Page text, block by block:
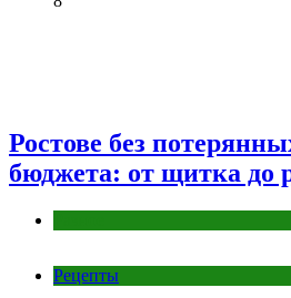
Ростове без
бюджета: от щитка до
Рецепты